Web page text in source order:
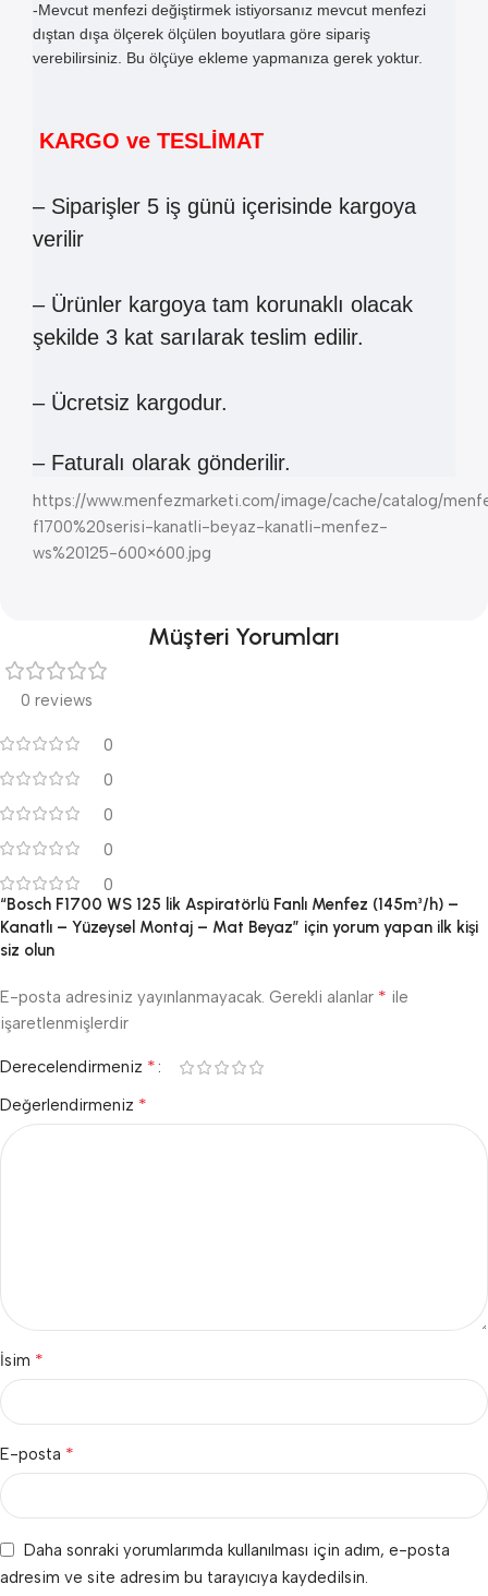
-Mevcut menfezi değiştirmek istiyorsanız mevcut menfezi
dıştan dışa ölçerek ölçülen boyutlara göre sipariş
verebilirsiniz. Bu ölçüye ekleme yapmanıza gerek yoktur.
KARGO ve TESLİMAT
– Siparişler 5 iş günü içerisinde kargoya
verilir
– Ürünler kargoya tam korunaklı olacak
şekilde 3 kat sarılarak teslim edilir.
– Ücretsiz kargodur.
– Faturalı olarak gönderilir.
https://www.menfezmarketi.com/image/cache/catalog/
f1700%20serisi-kanatli-beyaz-kanatli-menfez-
ws%20125-600×600.jpg
Müşteri Yorumları
0 reviews
0
0
0
0
0
“Bosch F1700 WS 125 lik Aspiratörlü Fanlı Menfez (145m³/h) –
Kanatlı – Yüzeysel Montaj – Mat Beyaz” için yorum yapan ilk kişi
siz olun
E-posta adresiniz yayınlanmayacak. Gerekli alanlar * ile
işaretlenmişlerdir
Derecelendirmeniz *
Değerlendirmeniz *
İsim *
E-posta *
Daha sonraki yorumlarımda kullanılması için adım, e-posta
adresim ve site adresim bu tarayıcıya kaydedilsin.